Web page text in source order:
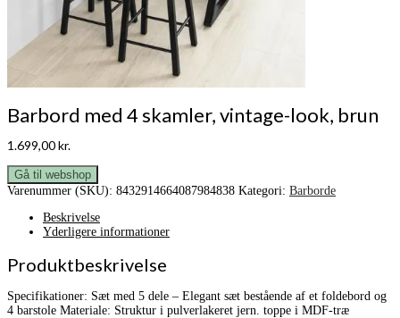
Barbord med 4 skamler, vintage-look, brun
1.699,00kr.
Gå til webshop
Varenummer (SKU): 8432914664087984838 Kategori: Barborde
Beskrivelse
Yderligere informationer
Produktbeskrivelse
Specifikationer: Sæt med 5 dele – Elegant sæt bestående af et foldebord og
4 barstole Materiale: Struktur i pulverlakeret jern. toppe i MDF-træ